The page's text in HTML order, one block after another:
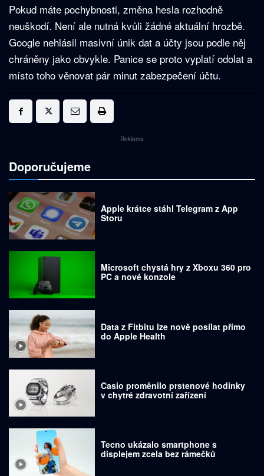
Pokud máte pochybnosti, změna hesla rozhodně
neuškodí. Není ale nutná kvůli žádné aktuální hrozbě.
Google nehlásil masivní únik dat a účty jsou podle něj
chráněny jako obvykle. Panice se proto vyplatí odolat a
místo toho věnovat pár minut zabezpečení účtu.
Reklama
Doporučujeme
Apple krátce stáhl Telegram z App
Storu
Microsoft chystá hry z Xboxu 360 pro
PC a nové konzole
Data z Fitbitu lze nově posílat přímo
do Apple Health
Casio proměnilo prstenové hodinky
v chytré zdravotní zařízení
Tecno ukázalo smartphone s
displejem zcela bez rámečků